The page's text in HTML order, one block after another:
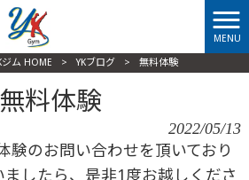
MENU
ム HOME > YKブログ > 無料体験
無料体験
2022/05/13
験のお問い合わせを頂いており
ましたら、是非1度お越しくださ